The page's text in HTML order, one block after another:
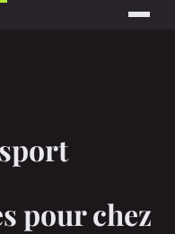
pour chez